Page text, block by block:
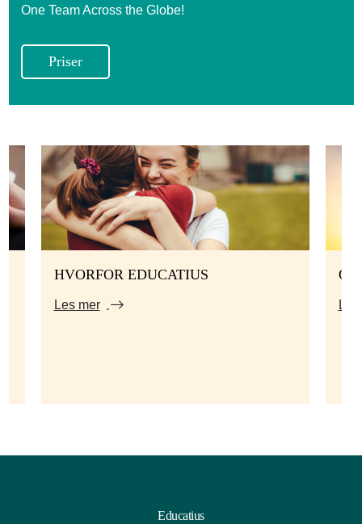
One Team Across the Globe!
Priser
HVORFOR EDUCATIUS
Les mer
Educatius